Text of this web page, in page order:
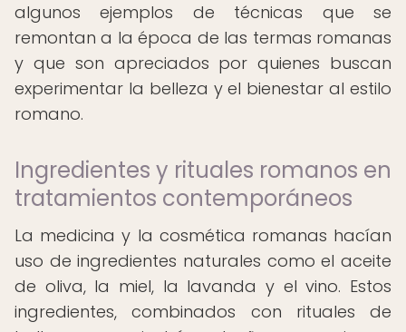
algunos ejemplos de técnicas que se
remontan a la época de las termas romanas
y que son apreciados por quienes buscan
experimentar la belleza y el bienestar al estilo
romano.
Ingredientes y rituales romanos en
tratamientos contemporáneos
La medicina y la cosmética romanas hacían
uso de ingredientes naturales como el aceite
de oliva, la miel, la lavanda y el vino. Estos
ingredientes, combinados con rituales de